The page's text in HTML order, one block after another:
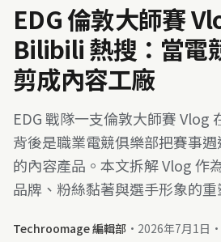
EDG 倫敦大師賽
Bilibili 熱搜：當電
剪成內容工廠
EDG 戰隊一支倫敦大師賽 Vlog
背後是職業電競俱樂部把賽事
的內容產品。本文拆解 Vlog 作
品牌、粉絲黏著與選手形象的重
Techroomage 編輯部 · 2026年7月1日 ·